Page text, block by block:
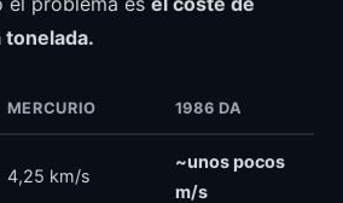
MERCURIO 1986 DA
4,25 km/s
~unos pocos
m/s